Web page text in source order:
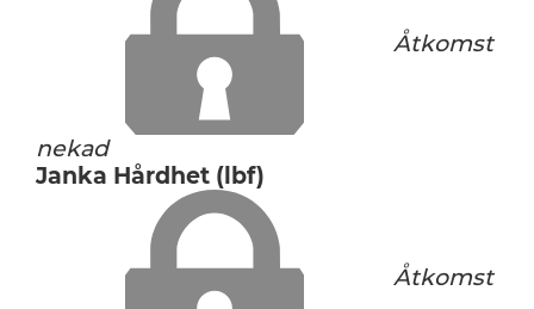
Åtkomst
nekad
Janka Hårdhet (lbf)
Åtkomst